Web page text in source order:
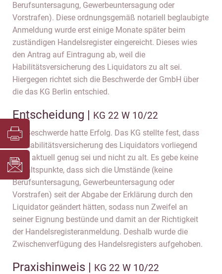
Berufsuntersagung, Gewerbeuntersagung oder
Vorstrafen). Diese ordnungsgemäß notariell beglaubigte
Anmeldung wurde erst einige Monate später beim
zuständigen Handelsregister eingereicht. Dieses wies
den Antrag auf Eintragung ab, weil die
Habilitätsversicherung des Liquidators zu alt sei.
Hiergegen richtet sich die Beschwerde der GmbH über
die das KG Berlin entschied.
Entscheidung | KG 22 W 10/22
Die Beschwerde hatte Erfolg. Das KG stellte fest, dass
die Habilitätsversicherung des Liquidators vorliegend
noch aktuell genug sei und nicht zu alt. Es gebe keine
Anhaltspunkte, dass sich die Umstände (keine
Berufsuntersagung, Gewerbeuntersagung oder
Vorstrafen) seit der Abgabe der Erklärung durch den
Liquidator geändert hätten, sodass nun Zweifel an
seiner Eignung bestünde und damit an der Richtigkeit
der Handelsregisteranmeldung. Deshalb wurde die
Zwischenverfügung des Handelsregisters aufgehoben.
Praxishinweis | KG 22 W 10/22